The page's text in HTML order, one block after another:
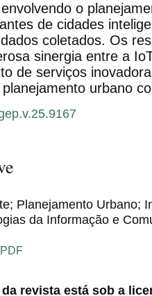
o
de cidades
coletados. Os
sinergia entre a
de serviços
urbano
Planejamento Urbano;
da Informação e
PDF
revista está sob a